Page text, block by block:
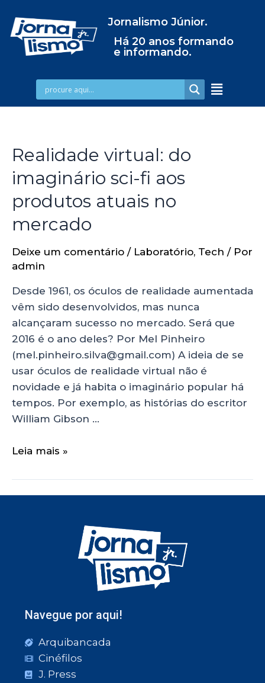
Jornalismo Júnior.
Há 20 anos formando
e informando.
Realidade virtual: do
imaginário sci-fi aos
produtos atuais no
mercado
Deixe um comentário / Laboratório, Tech / Por
admin
Desde 1961, os óculos de realidade aumentada
vêm sido desenvolvidos, mas nunca
alcançaram sucesso no mercado. Será que
2016 é o ano deles? Por Mel Pinheiro
(mel.pinheiro.silva@gmail.com) A ideia de se
usar óculos de realidade virtual não é
novidade e já habita o imaginário popular há
tempos. Por exemplo, as histórias do escritor
William Gibson …
Leia mais »
Navegue por aqui!
Arquibancada
Cinéfilos
J. Press